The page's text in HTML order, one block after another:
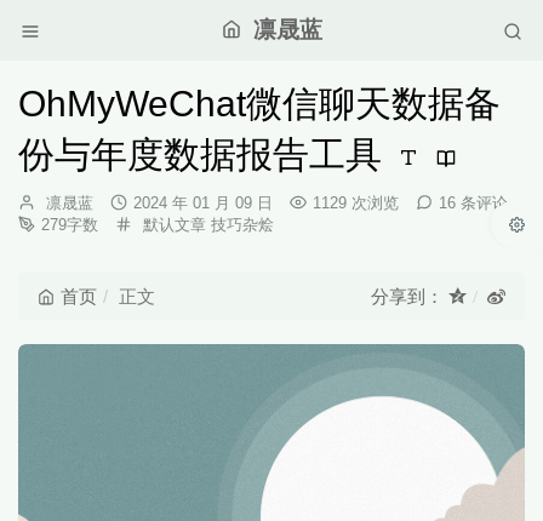
凛晟蓝
OhMyWeChat微信聊天数据备
份与年度数据报告工具
博
主：
凛晟蓝
发
布
2024 年 01 月 09 日 1129 次浏览
16 条评论
279字数
分
默认文章 技巧杂烩
首页 正文 分享到：